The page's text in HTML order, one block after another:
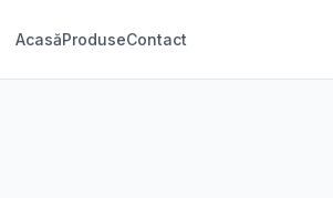
AcasăProduseContact